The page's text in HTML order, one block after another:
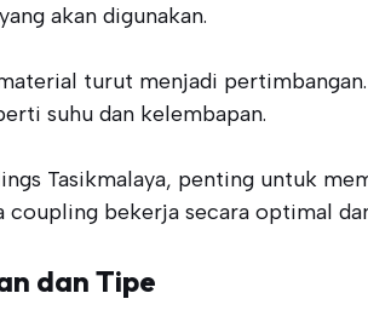
akan digunakan.
turut menjadi
suhu dan kelembapan.
Tasikmalaya, penting untuk
coupling bekerja secara optimal
dan Tipe